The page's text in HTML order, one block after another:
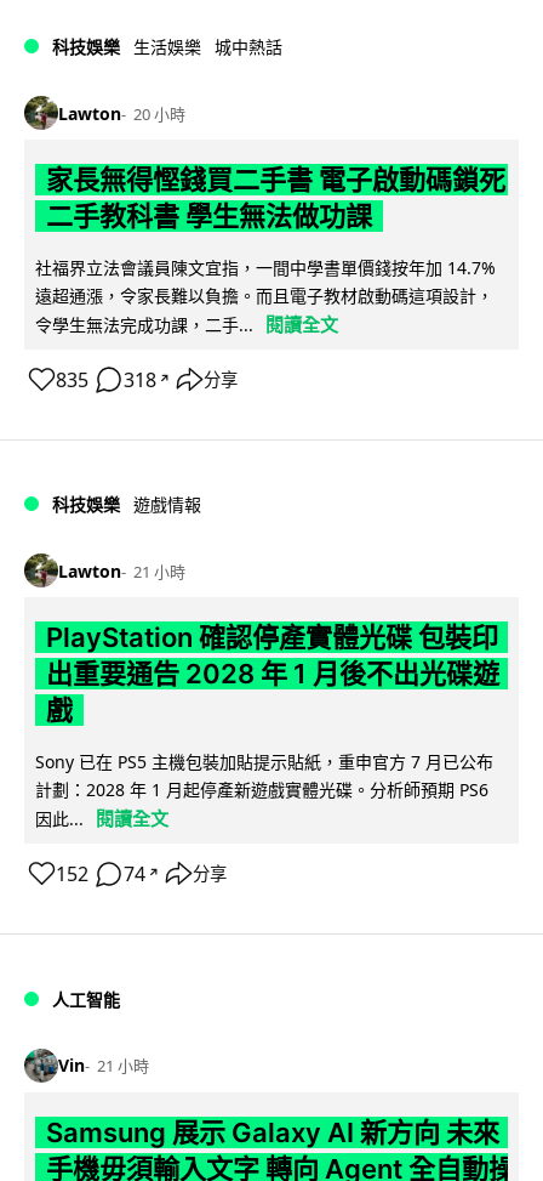
科技娛樂 生活娛樂 城中熱話
Lawton 20 小時
家長無得慳錢買二手書 電子啟動碼鎖死
二手教科書 學生無法做功課
社福界立法會議員陳文宜指，一間中學書單價錢按年加 14.7%
遠超通漲，令家長難以負擔。而且電子教材啟動碼這項設計，
令學生無法完成功課，二手...
閱讀全文
835 318 ↗ 分享
科技娛樂 遊戲情報
Lawton 21 小時
PlayStation 確認停產實體光碟 包裝印
出重要通告 2028 年 1 月後不出光碟遊
戲
Sony 已在 PS5 主機包裝加貼提示貼紙，重申官方 7 月已公布
計劃：2028 年 1 月起停產新遊戲實體光碟。分析師預期 PS6
因此...
閱讀全文
152 74 ↗ 分享
人工智能
Vin 21 小時
Samsung 展示 Galaxy AI 新方向 未來
手機毋須輸入文字 轉向 Agent 全自動操